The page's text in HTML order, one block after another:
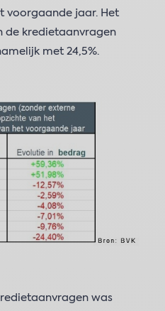
voorgaande jaar. Het
de kredietaanvragen
met 24,5%.
was